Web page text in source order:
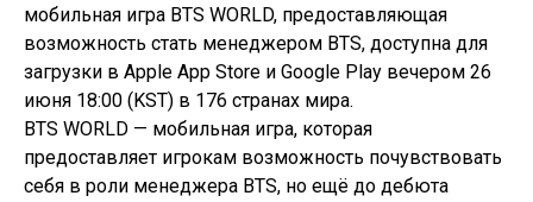
мобильная игра BTS WORLD, предоставляющая
возможность стать менеджером BTS, доступна для
загрузки в Apple App Store и Google Play вечером 26
июня 18:00 (KST) в 176 странах мира.
BTS WORLD — мобильная игра, которая
предоставляет игрокам возможность почувствовать
себя в роли менеджера BTS, но ещё до дебюта